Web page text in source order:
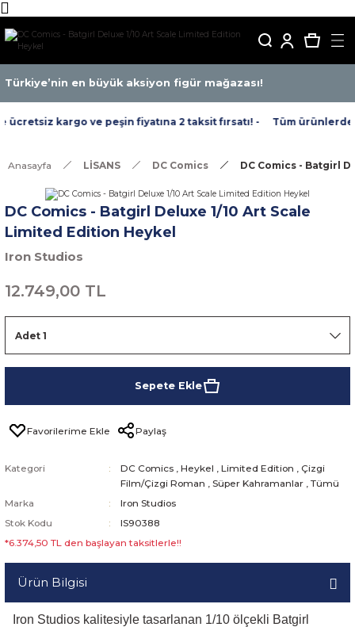
Türkiye’nin en büyük aksiyon figür mağazası!
kargo ve peşin fiyatına 2 taksit fırsatı! - Tüm ürünlerde
Anasayfa LİSANS DC Comics DC Comics - Batgirl
DC Comics - Batgirl Deluxe 1/10 Art Scale
Limited Edition Heykel
Iron Studios
12.749,00 TL
Sepete Ekle
Paylaş
Kategori DC Comics , Heykel , Limited Edition , Çizgi
Film/Çizgi Roman , Süper Kahramanlar , Tümü
Marka
Iron Studios
Stok Kodu
IS90388
*6.374,50 TL den başlayan taksitlerle!!
Ürün Bilgisi
Iron Studios kalitesiyle tasarlanan 1/10 ölçekli Batgirl